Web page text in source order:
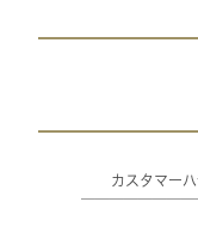
カスタマー